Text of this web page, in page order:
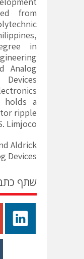
from
in
Analog
Devices
holds a
ripple
Limjoco
Aldrick
Devices
שתף